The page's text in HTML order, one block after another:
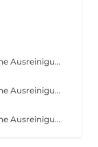
Abreinigung, Toner, Enzym-Peeling, gründliche Ausreinigung mit Hydrafacial Gerät, manuelle Ausreinigung (nach dem Bedarf), beruhigende Vliesmaske, Abschlusspflege, Sonnenschutzcreme
Abreinigung, Toner, Enzym-Peeling, gründliche Ausreinigung, Massage, Wirkstoffeinschleusen mit Kalt- und Heißhammergerät, Vliesmaske, Abschlusspflege, Sonnenschutzcreme
Abreinigung, Toner, Enzym-Peeling, gründliche Ausreinigung, Massage, Radiofrequenzbehandlung, Vliesmaske, Abschlusspflege, Sonnenschutzcreme